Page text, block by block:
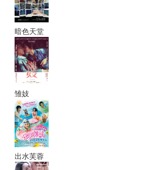
暗色天堂
雏妓
出水芙蓉